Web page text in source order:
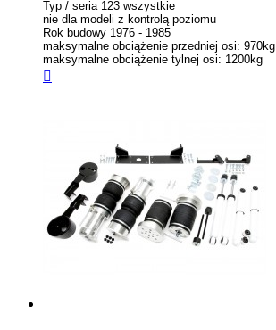
Typ / seria 123 wszystkie
nie dla modeli z kontrolą poziomu
Rok budowy 1976 - 1985
maksymalne obciążenie przedniej osi: 970kg
maksymalne obciążenie tylnej osi: 1200kg
